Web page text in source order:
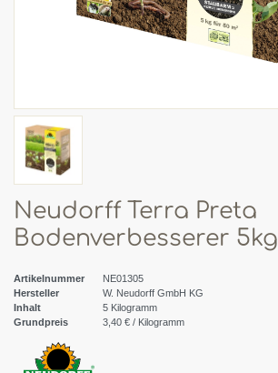
Neudorff Terra Preta
Bodenverbesserer 5kg
Artikelnummer
NE01305
Hersteller
W. Neudorff GmbH KG
Inhalt
5 Kilogramm
Grundpreis
3,40 € / Kilogramm